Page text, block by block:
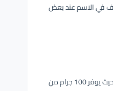
في الاسم عند بعض
نعم البنجر من المصادر الغنية بالحديد. حيث يوفر 100 جرام من